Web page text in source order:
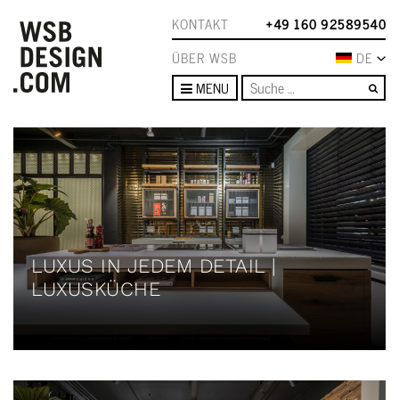
KONTAKT
+49 160 92589540
ÜBER WSB
DE
MENU
LUXUS IN JEDEM DETAIL |
LUXUSKÜCHE